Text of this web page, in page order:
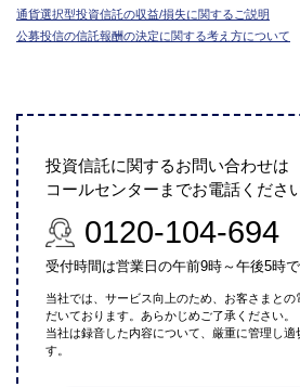
通貨選択型投資信託の収益/損失に関するご説明
公募投信の信託報酬の決定に関する考え方について
投資信託に関するお問い合わせは
コールセンターまでお電話くださ
0120-104-694
受付時間は営業日の午前9時～午後5時
当社では、サービス向上のため、お客さまと
だいております。あらかじめご了承ください。
当社は録音した内容について、厳重に管理し適
す。